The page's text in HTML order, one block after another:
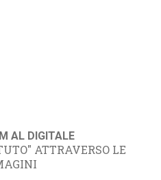
AL DIGITALE
ATTRAVERSO LE